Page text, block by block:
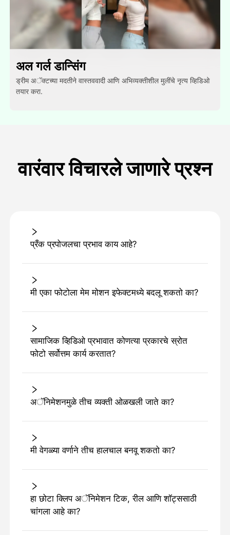
अल गर्ल डान्सिंग
ड्रीम अॅक्टच्या मदतीने वास्तववादी आणि अभिव्यक्तीशील मुलींचे नृत्य व्हिडिओ
तयार करा.
वारंवार विचारले जाणारे प्रश्न
प्रँक प्रपोजलचा प्रभाव काय आहे?
मी एका फोटोला मेम मोशन इफेक्टमध्ये बदलू शकतो का?
सामाजिक व्हिडिओ प्रभावात कोणत्या प्रकारचे स्रोत
फोटो सर्वोत्तम कार्य करतात?
अॅनिमेशनमुळे तीच व्यक्ती ओळखली जाते का?
मी वेगळ्या वर्णाने तीच हालचाल बनवू शकतो का?
हा छोटा क्लिप अॅनिमेशन टिक, रील आणि शॉट्ससाठी
चांगला आहे का?